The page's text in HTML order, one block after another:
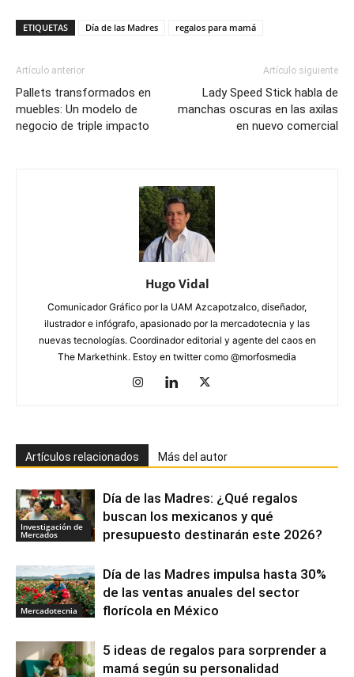
ETIQUETAS Día de las Madres regalos para mamá
Artículo anterior
Pallets transformados en
muebles: Un modelo de
negocio de triple impacto
Artículo siguiente
Lady Speed Stick habla de
manchas oscuras en las axilas
en nuevo comercial
Hugo Vidal
Comunicador Gráfico por la UAM Azcapotzalco, diseñador,
ilustrador e infógrafo, apasionado por la mercadotecnia y las
nuevas tecnologías. Coordinador editorial y agente del caos en
The Markethink. Estoy en twitter como @morfosmedia
Artículos relacionados Más del autor
Investigación de
Mercados
Día de las Madres: ¿Qué regalos
buscan los mexicanos y qué
presupuesto destinarán este 2026?
Mercadotecnia
Día de las Madres impulsa hasta 30%
de las ventas anuales del sector
florícola en México
5 ideas de regalos para sorprender a
mamá según su personalidad